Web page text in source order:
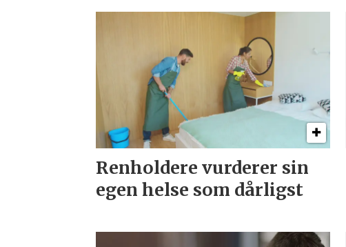
Renholdere vurderer sin
egen helse som dårligst